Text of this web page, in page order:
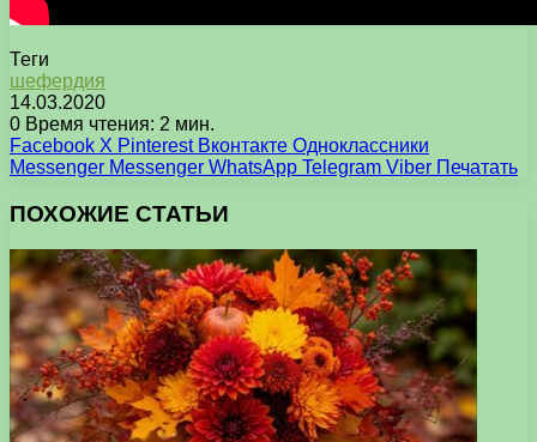
Теги
шефердия
14.03.2020
0 Время чтения: 2 мин.
Facebook X Pinterest Вконтакте Одноклассники
Messenger Messenger WhatsApp Telegram Viber Печатать
ПОХОЖИЕ СТАТЬИ